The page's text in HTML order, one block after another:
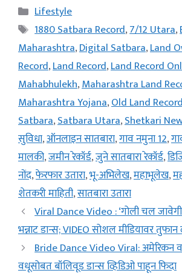
Categories
Lifestyle
Tags
1880 Satbara Record,7/12 Utara,
Maharashtra,Digital Satbara,Land
Record,Land Record,Land Record
Mahabhulekh,Maharashtra Land
Maharashtra Yojana,Old Land
Satbara,Satbara Utara,Shetkari
सुविधा,ऑनलाइन सातबारा,गाव नमुना 12,
मालकी,जमीन रेकॉर्ड,जुने सातबारा रेकॉर्ड,
नोंद,फेरफार उतारा,भू-अभिलेख,महाभूलेख,
शेतकरी माहिती,सातबारा उतारा
Viral Dance Video : ‘गोली चल
भन्नाट डान्स; VIDEO सोशल मीडियावर तुफान
Bride Dance Video Viral: अमेरिकन
वधूसोबत बॉलिवूड डान्स व्हिडिओ पाहून फिदा